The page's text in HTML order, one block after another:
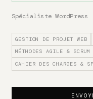
Spécialiste
GESTION DE PROJET WEB
MÉTHODES AGILE & SCRUM
CAHIER DES CHARGES &